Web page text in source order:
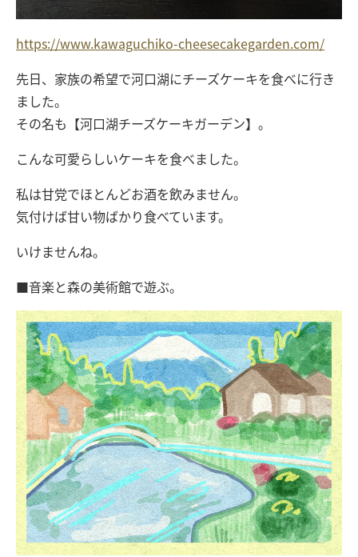
https://www.kawaguchiko-cheesecakegarden.com/
先日、家族の希望で河口湖にチーズケーキを食べに行き
ました。
その名も【河口湖チーズケーキガーデン】。
こんな可愛らしいケーキを食べました。
私は甘党でほとんどお酒を飲みません。
気付けば甘い物ばかり食べています。
いけませんね。
■音楽と森の美術館で遊ぶ。